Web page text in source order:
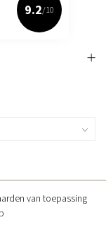
9.2/10
van toepassing